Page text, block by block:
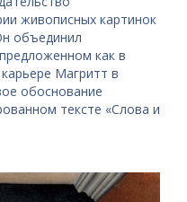
живописных картинок
объединил
как в
Магритт в
обоснование
тексте «Слова и